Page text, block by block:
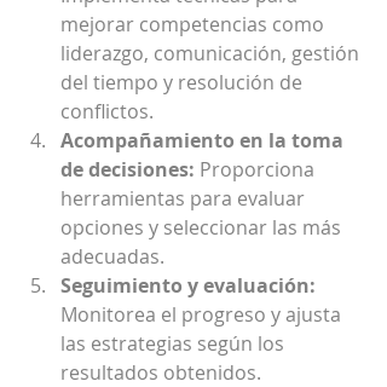
mejorar competencias como
liderazgo, comunicación, gestión
del tiempo y resolución de
conflictos.
Acompañamiento en la toma
de decisiones: Proporciona
herramientas para evaluar
opciones y seleccionar las más
adecuadas.
Seguimiento y evaluación:
Monitorea el progreso y ajusta
las estrategias según los
resultados obtenidos.